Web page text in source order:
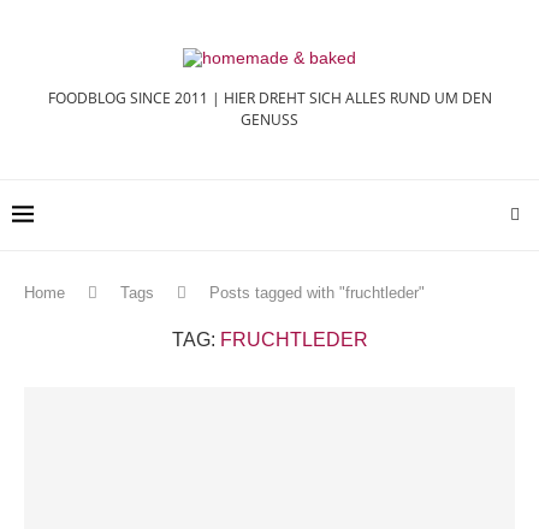
FOODBLOG SINCE 2011 | HIER DREHT SICH ALLES RUND UM DEN
GENUSS
Home Tags Posts tagged with "fruchtleder"
TAG: FRUCHTLEDER